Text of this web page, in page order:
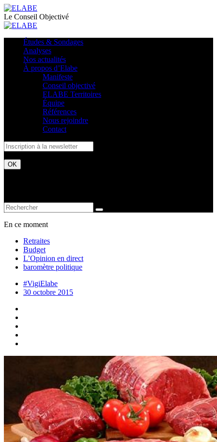
Le Conseil Objectivé
Études & Sondages
Analyses
Nos actualités
À propos d’Elabe
Manifeste
Conseil objectivé
ELABE Territoires
Équipe
Références
Nous rejoindre
Contact
En ce moment
Retraites
Budget
L’Opinion en direct
baromètre politique
#VigiElabe
30 octobre 2015